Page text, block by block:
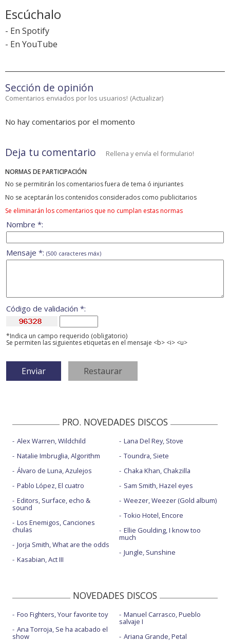
Escúchalo
- En Spotify
- En YouTube
Sección de opinión
Comentarios enviados por los usuarios! (Actualizar)
No hay comentarios por el momento
Deja tu comentario Rellena y envía el formulario!
NORMAS DE PARTICIPACIÓN
No se permitirán los comentarios fuera de tema ó injuriantes
No se aceptarán los contenidos considerados como publicitarios
Se eliminarán los comentarios que no cumplan estas normas
Nombre *:
Mensaje *: (500 caracteres máx)
Código de validación *:
*Indica un campo requerido (obligatorio)
Se permiten las siguientes etiquetas en el mensaje <b> <i> <u>
PRO. NOVEDADES DISCOS
Alex Warren, Wildchild
Natalie Imbruglia, Algorithm
Álvaro de Luna, Azulejos
Pablo López, El cuatro
Editors, Surface, echo &
sound
Los Enemigos, Canciones
chulas
Jorja Smith, What are the odds
Kasabian, Act III
Lana Del Rey, Stove
Toundra, Siete
Chaka Khan, Chakzilla
Sam Smith, Hazel eyes
Weezer, Weezer (Gold album)
Tokio Hotel, Encore
Ellie Goulding, I know too
much
Jungle, Sunshine
NOVEDADES DISCOS
Foo Fighters, Your favorite toy
Ana Torroja, Se ha acabado el
show
Manuel Carrasco, Pueblo
salvaje I
Ariana Grande, Petal